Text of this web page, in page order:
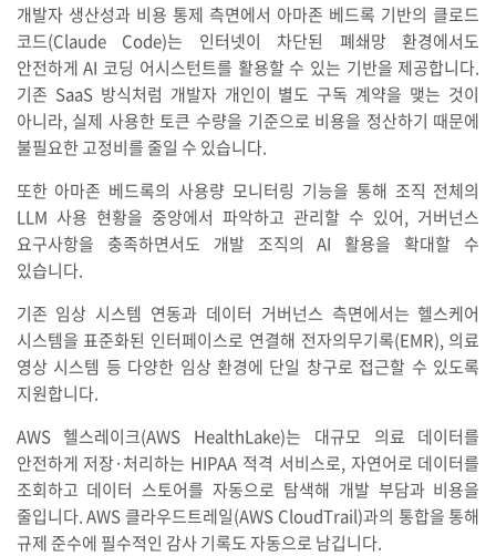
개발자 생산성과 비용 통제 측면에서 아마존 베드록 기반의 클로드
코드(Claude Code)는 인터넷이 차단된 폐쇄망 환경에서도
안전하게 AI 코딩 어시스턴트를 활용할 수 있는 기반을 제공합니다.
기존 SaaS 방식처럼 개발자 개인이 별도 구독 계약을 맺는 것이
아니라, 실제 사용한 토큰 수량을 기준으로 비용을 정산하기 때문에
불필요한 고정비를 줄일 수 있습니다.
또한 아마존 베드록의 사용량 모니터링 기능을 통해 조직 전체의
LLM 사용 현황을 중앙에서 파악하고 관리할 수 있어, 거버넌스
요구사항을 충족하면서도 개발 조직의 AI 활용을 확대할 수
있습니다.
기존 임상 시스템 연동과 데이터 거버넌스 측면에서는 헬스케어
시스템을 표준화된 인터페이스로 연결해 전자의무기록(EMR), 의료
영상 시스템 등 다양한 임상 환경에 단일 창구로 접근할 수 있도록
지원합니다.
AWS 헬스레이크(AWS HealthLake)는 대규모 의료 데이터를
안전하게 저장·처리하는 HIPAA 적격 서비스로, 자연어로 데이터를
조회하고 데이터 스토어를 자동으로 탐색해 개발 부담과 비용을
줄입니다. AWS 클라우드트레일(AWS CloudTrail)과의 통합을 통해
규제 준수에 필수적인 감사 기록도 자동으로 남깁니다.